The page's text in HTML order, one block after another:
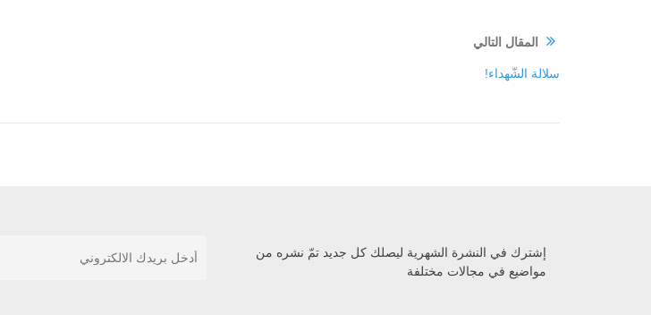
المقال التالي
سلالة الشّهداء!
إشترك في النشرة الشهرية ليصلك كل جديد تمّ نشره من
مواضيع في مجالات مختلفة